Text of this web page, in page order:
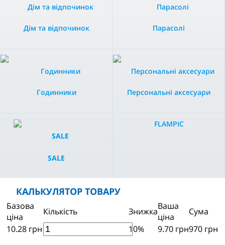
Дім та відпочинок Парасолі
Годинники Персональні аксесуари
SALE
FLAMPIC
КАЛЬКУЛЯТОР ТОВАРУ
Базова
ціна
Кількість ЗнижкаВаша
ціна
Сума
10.28 грн 10% 9.70 грн970 грн